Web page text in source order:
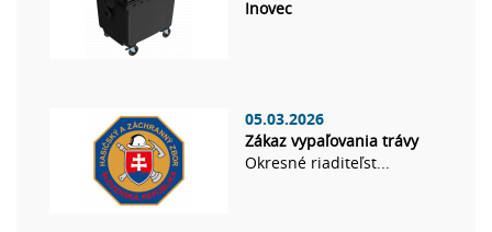
Inovec
05.03.2026
Zákaz vypaľovania trávy
Okresné riaditeľst...